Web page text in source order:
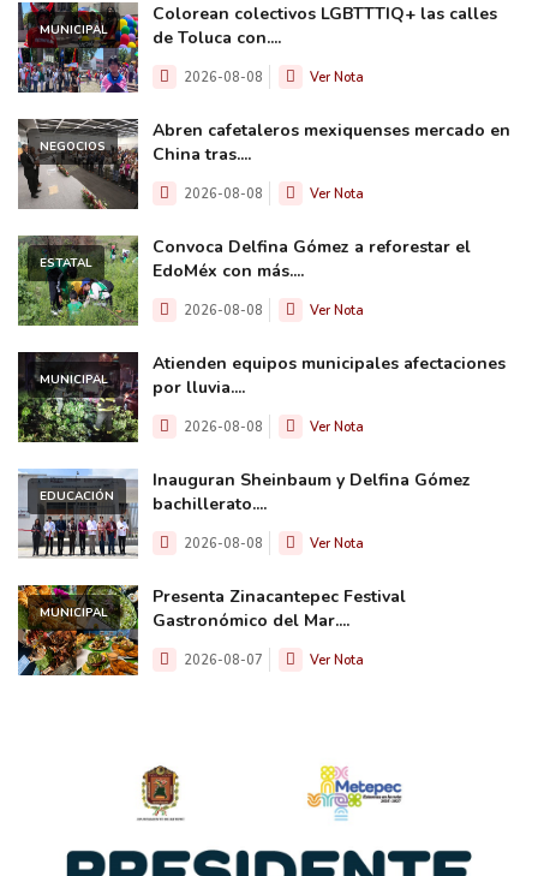
MUNICIPAL
Colorean colectivos LGBTTTIQ+ las calles
de Toluca con....
2026-08-08 Ver Nota
NEGOCIOS
Abren cafetaleros mexiquenses mercado en
China tras....
2026-08-08 Ver Nota
ESTATAL
Convoca Delfina Gómez a reforestar el
EdoMéx con más....
2026-08-08 Ver Nota
MUNICIPAL
Atienden equipos municipales afectaciones
por lluvia....
2026-08-08 Ver Nota
EDUCACIÓN
Inauguran Sheinbaum y Delfina Gómez
bachillerato....
2026-08-08 Ver Nota
MUNICIPAL
Presenta Zinacantepec Festival
Gastronómico del Mar....
2026-08-07 Ver Nota